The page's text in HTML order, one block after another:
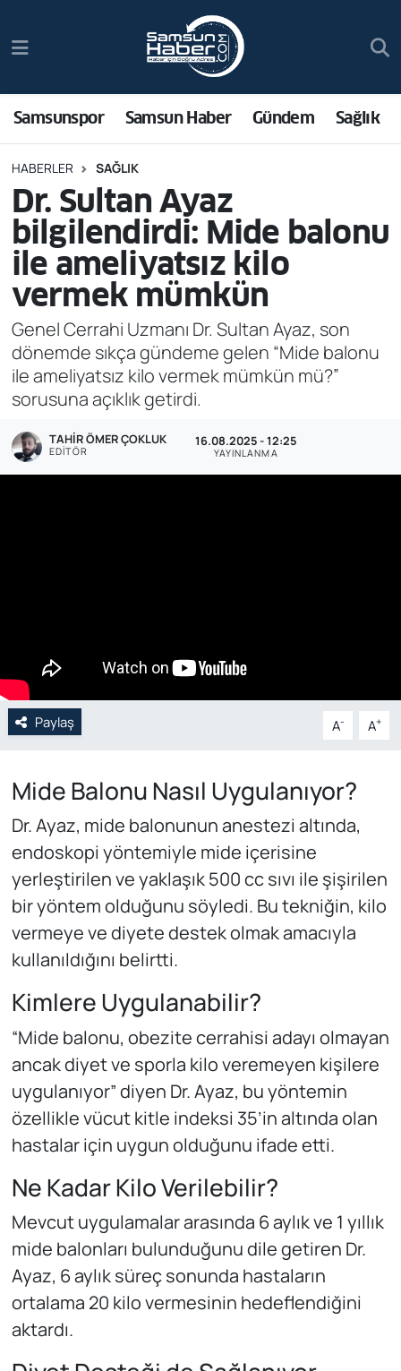
Samsunspor Samsun Haber Gündem Sağlık
HABERLER SAĞLIK
Dr. Sultan Ayaz
bilgilendirdi: Mide balonu
ile ameliyatsız kilo
vermek mümkün
Genel Cerrahi Uzmanı Dr. Sultan Ayaz, son
dönemde sıkça gündeme gelen “Mide balonu
ile ameliyatsız kilo vermek mümkün mü?”
sorusuna açıklık getirdi.
TAHIR ÖMER ÇOKLUK
EDITÖR
16.08.2025 - 12:25
YAYINLANMA
Paylaş A- A+
Mide Balonu Nasıl Uygulanıyor?
Dr. Ayaz, mide balonunun anestezi altında,
endoskopi yöntemiyle mide içerisine
yerleştirilen ve yaklaşık 500 cc sıvı ile şişirilen
bir yöntem olduğunu söyledi. Bu tekniğin, kilo
vermeye ve diyete destek olmak amacıyla
kullanıldığını belirtti.
Kimlere Uygulanabilir?
“Mide balonu, obezite cerrahisi adayı olmayan
ancak diyet ve sporla kilo veremeyen kişilere
uygulanıyor” diyen Dr. Ayaz, bu yöntemin
özellikle vücut kitle indeksi 35’in altında olan
hastalar için uygun olduğunu ifade etti.
Ne Kadar Kilo Verilebilir?
Mevcut uygulamalar arasında 6 aylık ve 1 yıllık
mide balonları bulunduğunu dile getiren Dr.
Ayaz, 6 aylık süreç sonunda hastaların
ortalama 20 kilo vermesinin hedeflendiğini
aktardı.
Samsun Haber
Sağlık
Asayiş
Bilim ve Teknoloji
Bölge
Dünya
Ekonomi
Genel
Gündem
Spor
Web Tv
Trafik Durumu
Süper Lig Puan Durumu ve Fikstür
Tüm Manşetler
Son Dakika Haberleri
Haber Arşivi